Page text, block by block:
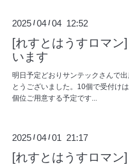
2025 /04 /04 12:52
[れすとはうすロマ
います
明日予定どおりサンテックさんで
とうございました。10個で受付け
個位ご用意する予定です...
2025 /04 /01 21:17
[れすとはうすロマン